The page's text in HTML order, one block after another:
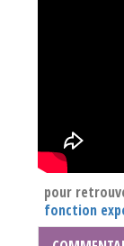
pour
fonction